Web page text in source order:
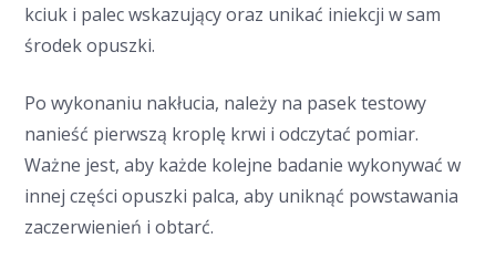
kciuk i palec wskazujący oraz unikać iniekcji w sam
środek opuszki.
Po wykonaniu nakłucia, należy na pasek testowy
nanieść pierwszą kroplę krwi i odczytać pomiar.
Ważne jest, aby każde kolejne badanie wykonywać w
innej części opuszki palca, aby uniknąć powstawania
zaczerwienień i obtarć.